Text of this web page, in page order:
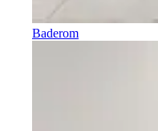
Baderom